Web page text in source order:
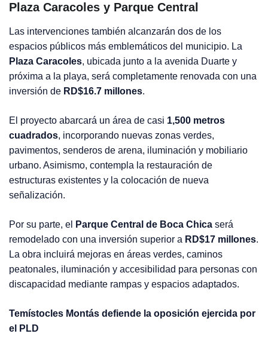
Plaza Caracoles y Parque Central
Las intervenciones también alcanzarán dos de los
espacios públicos más emblemáticos del municipio. La
Plaza Caracoles, ubicada junto a la avenida Duarte y
próxima a la playa, será completamente renovada con una
inversión de RD$16.7 millones.
El proyecto abarcará un área de casi 1,500 metros
cuadrados, incorporando nuevas zonas verdes,
pavimentos, senderos de arena, iluminación y mobiliario
urbano. Asimismo, contempla la restauración de
estructuras existentes y la colocación de nueva
señalización.
Por su parte, el Parque Central de Boca Chica será
remodelado con una inversión superior a RD$17 millones.
La obra incluirá mejoras en áreas verdes, caminos
peatonales, iluminación y accesibilidad para personas con
discapacidad mediante rampas y espacios adaptados.
Temístocles Montás defiende la oposición ejercida por
el PLD